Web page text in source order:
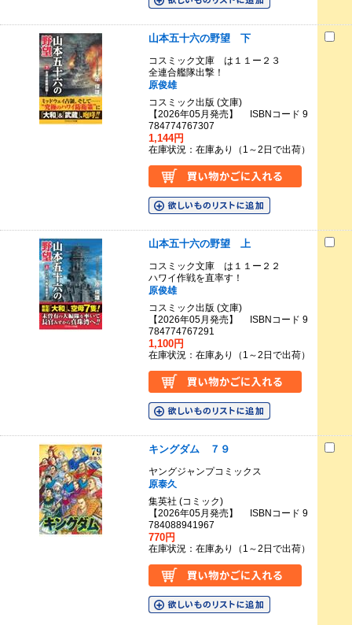
山本五十六の野望 下
コスミック文庫 は１１ー２３
全連合艦隊出撃！
原俊雄
コスミック出版 (文庫)
【2026年05月発売】 ISBNコード 9
784774767307
1,144円
在庫状況：在庫あり（1～2日で出荷）
山本五十六の野望 上
コスミック文庫 は１１ー２２
ハワイ作戦を直率す！
原俊雄
コスミック出版 (文庫)
【2026年05月発売】 ISBNコード 9
784774767291
1,100円
在庫状況：在庫あり（1～2日で出荷）
キングダム ７９
ヤングジャンプコミックス
原泰久
集英社 (コミック)
【2026年05月発売】 ISBNコード 9
784088941967
770円
在庫状況：在庫あり（1～2日で出荷）